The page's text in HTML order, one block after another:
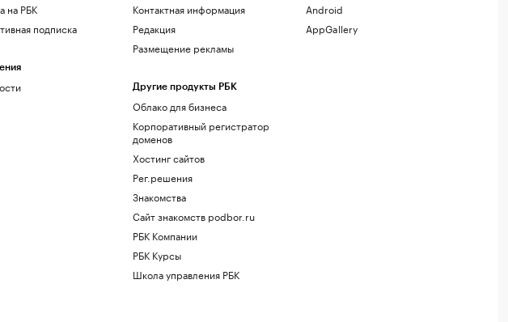
на РБК
подписка
Контактная информация
Редакция
Размещение рекламы
Другие продукты РБК
Облако для бизнеса
Корпоративный регистратор
доменов
Хостинг сайтов
Рег.решения
Знакомства
Сайт знакомств podbor.ru
РБК Компании
РБК Курсы
Школа управления РБК
Android
AppGallery